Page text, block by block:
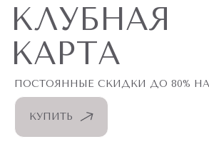
КЛУБНАЯ
КАРТА
ПОСТОЯННЫЕ СКИДКИ ДО 80%
КУПИТЬ